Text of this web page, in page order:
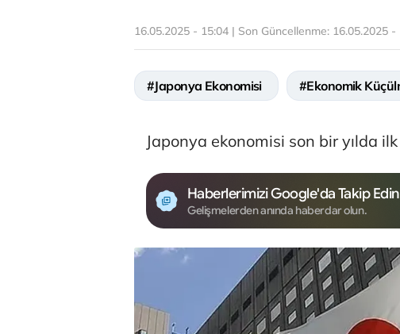
16.05.2025 - 15:04 | Son Güncellenme: 16.05.2025 -
#Japonya Ekonomisi #Ekonomik
Japonya ekonomisi son bir yılda
Haberlerimizi Google'da Takip Edin
Gelişmelerden anında haberdar olun.